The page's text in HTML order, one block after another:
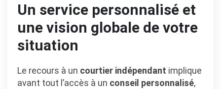
Un service personnalisé et
une vision globale de votre
situation
Le recours à un courtier indépendant implique
avant tout l’accès à un conseil personnalisé,